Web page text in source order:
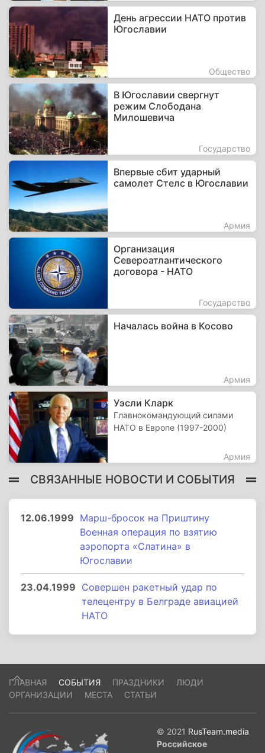
День агрессии НАТО против
Югославии
Общество
В Югославии свергнут
режим Слободана
Милошевича
Государство
Впервые сбит ударный
самолет Стелс в Югославии
Армия
Организация
Североатлантического
договора - НАТО
Государство
Началась война в Косово
Армия
Уэсли Кларк
Главнокомандующий силами
НАТО в Европе (1997-2000)
Армия
СВЯЗАННЫЕ НОВОСТИ И СОБЫТИЯ
12.06.1999 Марш-бросок на Приштину
Военная операция по взятию
аэропорта «Слатина» в
Югославии
23.04.1999 Совершен ракетный удар по
телецентру в Белграде авиацией
НАТО
ГЛАВНАЯ СОБЫТИЯ ПРАЗДНИКИ
ЛЮДИ
ОРГАНИЗАЦИИ
МЕСТА СТАТЬИ
© 2021 RusTeam.media
Российское